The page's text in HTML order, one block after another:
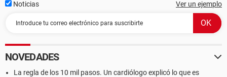
Noticias Ver un ejemplo
NOVEDADES
La regla de los 10 mil pasos. Un cardiólogo explicó lo que es